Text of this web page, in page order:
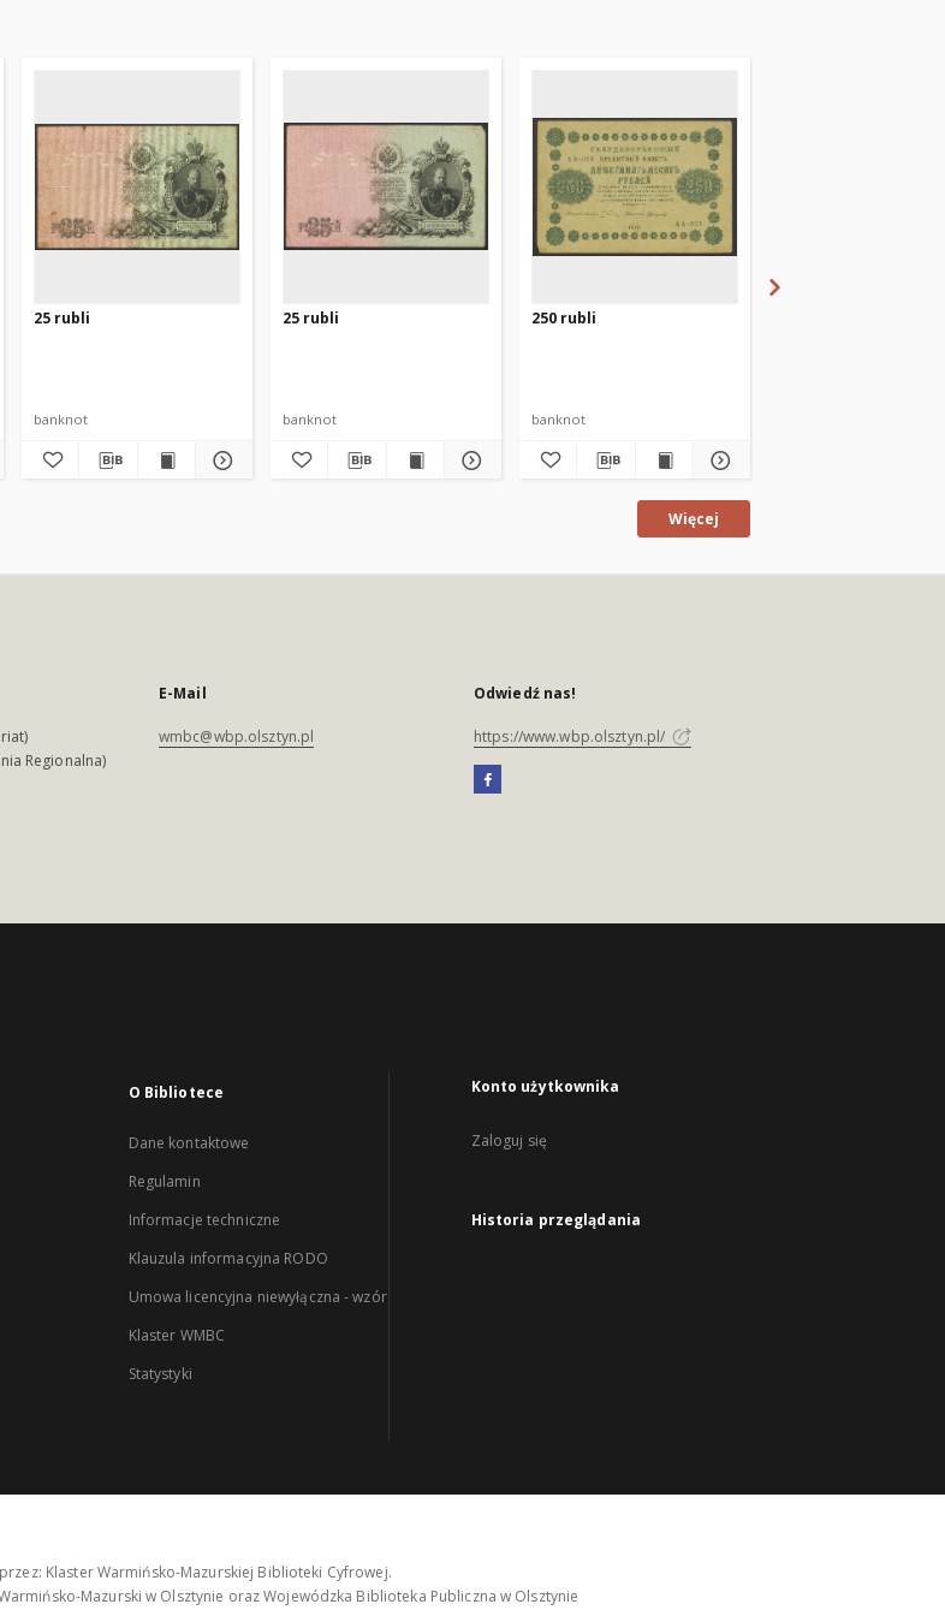
25 rubli
banknot
25 rubli
banknot
250 rubli
banknot
Więcej
Regionalna)
E-Mail
wmbc@wbp.olsztyn.pl
Odwiedź nas!
https://www.wbp.olsztyn.pl/
O Bibliotece
Dane kontaktowe
Regulamin
Informacje techniczne
Klauzula informacyjna RODO
Umowa licencyjna niewyłączna - wzór
Klaster WMBC
Statystyki
Konto użytkownika
Zaloguj się
Historia przeglądania
Klaster Warmińsko-Mazurskiej Biblioteki Cyfrowej.
Mazurski w Olsztynie oraz Wojewódzka Biblioteka Publiczna w Olsztynie